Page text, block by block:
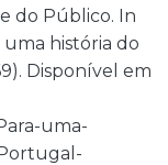
do Público. In
uma história do
Disponível em
uma-